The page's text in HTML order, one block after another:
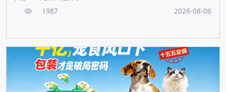
1987 2026-08-06